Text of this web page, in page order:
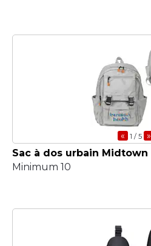
« 1 / 5 »
Sac à dos urbain Midtown
Minimum 10